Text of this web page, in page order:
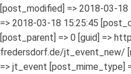
[post_modified] => 2018-03-
=> 2018-03-18 15:25:45
[post_parent] => 0 [guid] =>
fredersdorf.de/jt_event_new/
=> jt_event [post_mime_type]